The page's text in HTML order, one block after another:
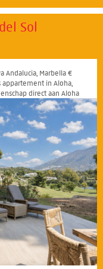
Sol
28 29 30 31 33
Andalucia, Marbella €
in Aloha,
direct aan Aloha